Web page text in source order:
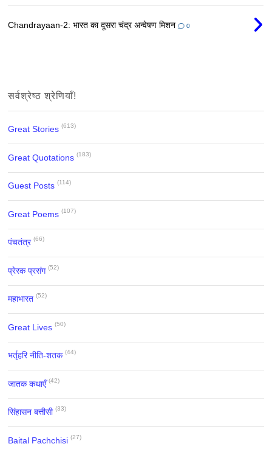
Chandrayaan-2: भारत का दूसरा चंद्र अन्वेषण मिशन 0
सर्वश्रेष्ठ श्रेणियाँ!
Great Stories (613)
Great Quotations (183)
Guest Posts (114)
Great Poems (107)
पंचतंत्र (66)
प्रेरक प्रसंग (52)
महाभारत (52)
Great Lives (50)
भर्तृहरि नीति-शतक (44)
जातक कथाएँ (42)
सिंहासन बत्तीसी (33)
Baital Pachchisi (27)